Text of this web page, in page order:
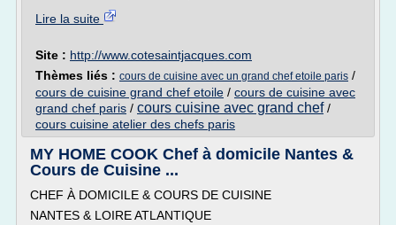
Lire la suite
Site : http://www.cotesaintjacques.com
Thèmes liés : cours de cuisine avec un grand chef etoile paris /
cours de cuisine grand chef etoile / cours de cuisine avec
grand chef paris / cours cuisine avec grand chef/
cours cuisine atelier des chefs paris
MY HOME COOK Chef à domicile Nantes &
Cours de Cuisine ...
CHEF À DOMICILE & COURS DE CUISINE
NANTES & LOIRE ATLANTIQUE